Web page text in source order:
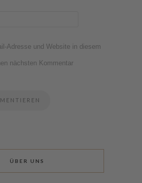
Adresse und Website in diesem
nächsten Kommentar
ÜBER UNS